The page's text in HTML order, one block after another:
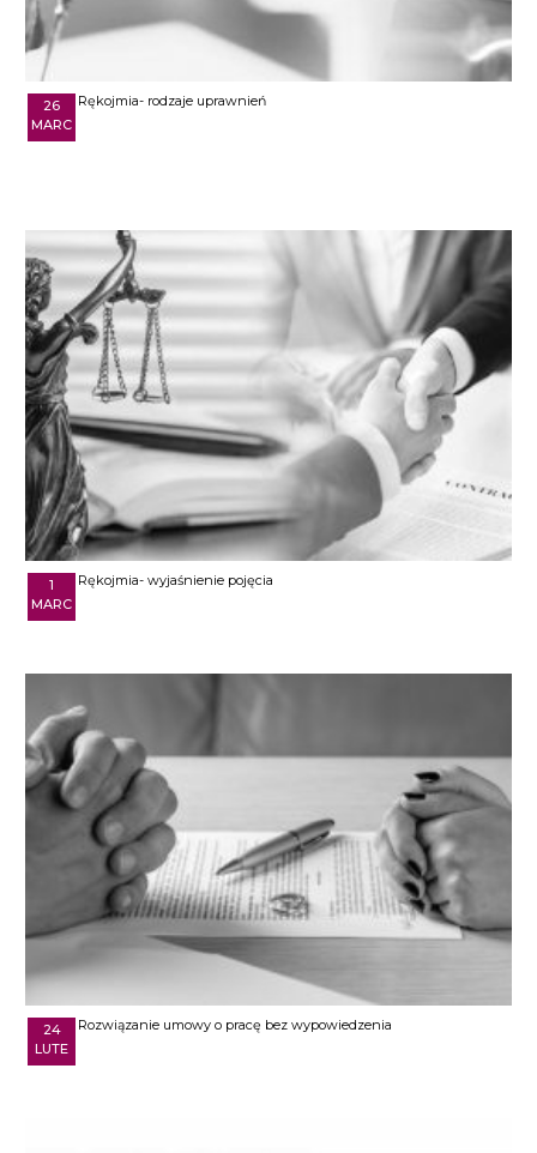
26
MARC
Rękojmia- rodzaje uprawnień
1
MARC
Rękojmia- wyjaśnienie pojęcia
24
LUTE
Rozwiązanie umowy o pracę bez wypowiedzenia